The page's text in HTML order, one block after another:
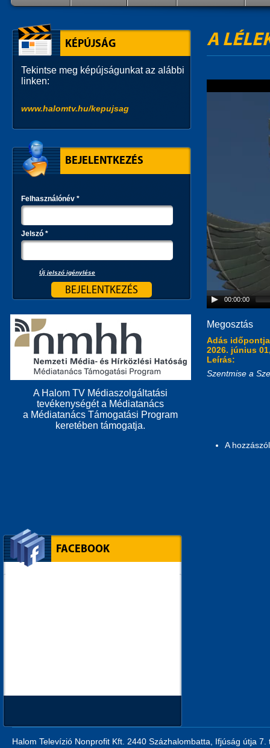
A
00:00:00
Megosztás
Adás
2026. június
Leírás:
Szentmise a
A
KÉPÚJSÁG
Tekintse meg képújságunkat az alábbi
linken:
www.halomtv.hu/kepujsag
BEJELENTKEZÉS
Felhasználónév *
Jelszó *
Új jelszó igénylése
A Halom TV Médiaszolgáltatási
tevékenységét a Médiatanács
a Médiatanács Támogatási Program
keretében támogatja.
FACEBOOK
Halom Televízió Nonprofit Kft. 2440 Százhalombatta, Ifjúság útja